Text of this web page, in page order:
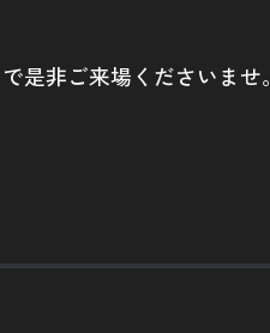
是非ご来場くださいませ。